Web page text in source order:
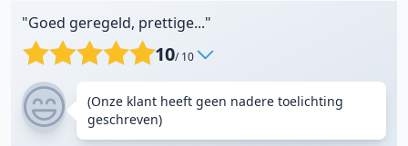
"Goed geregeld, prettige..."
10/ 10
(Onze klant heeft geen nadere toelichting
geschreven)